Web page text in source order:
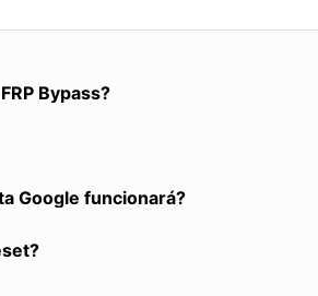
Bypass?
Google funcionará?